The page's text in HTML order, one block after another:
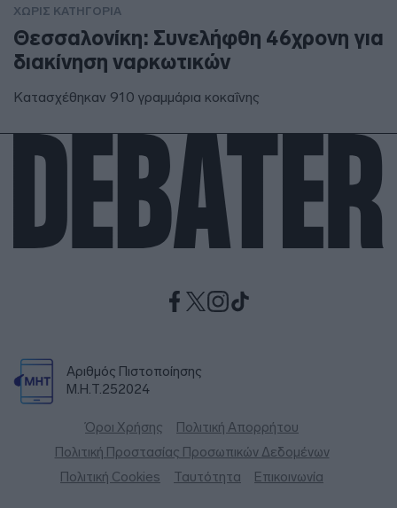
ΧΩΡΊΣ ΚΑΤΗΓΟΡΊΑ
Θεσσαλονίκη: Συνελήφθη 46χρονη για
διακίνηση ναρκωτικών
Κατασχέθηκαν 910 γραμμάρια κοκαΐνης
Αριθμός Πιστοποίησης
Μ.Η.Τ.252024
Όροι Χρήσης
Πολιτική Απορρήτου
Πολιτική Προστασίας Προσωπικών Δεδομένων
Πολιτική Cookies
Ταυτότητα Επικοινωνία